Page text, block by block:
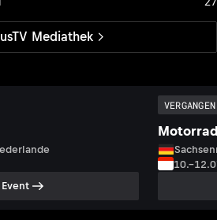
Mediathek
VERGANGEN